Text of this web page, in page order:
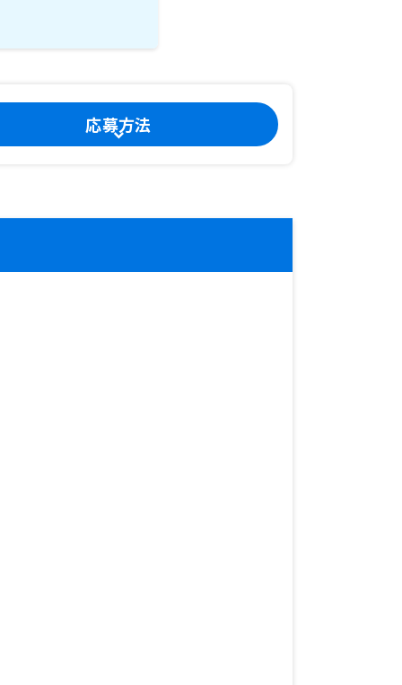
応募方法